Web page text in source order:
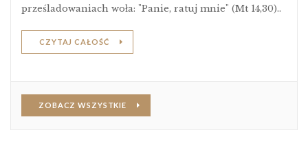
prześladowaniach woła: "Panie, ratuj mnie" (Mt 14,30)..
CZYTAJ CAŁOŚĆ
ZOBACZ WSZYSTKIE